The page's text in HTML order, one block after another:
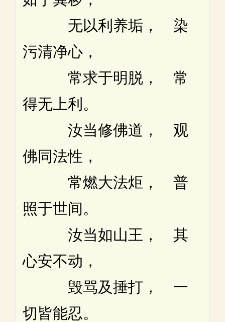
无以利养垢， 染
污清净心，
常求于明脱， 常
得无上利。
汝当修佛道， 观
佛同法性，
常燃大法炬， 普
照于世间。
汝当如山王， 其
心安不动，
毁骂及捶打， 一
切皆能忍。